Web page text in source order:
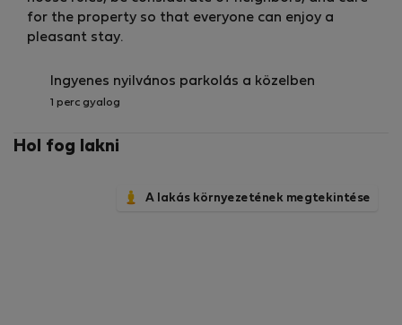
for the property so that everyone can enjoy a
pleasant stay.
Ingyenes nyilvános parkolás a közelben
1 perc gyalog
Hol fog lakni
A lakás környezetének megtekintése